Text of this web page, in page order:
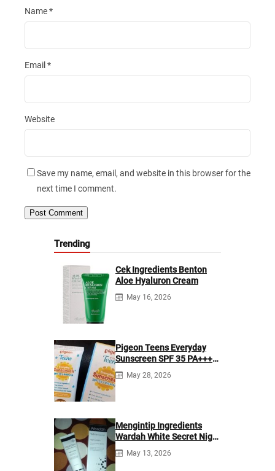
Name*
Email *
Website
Save my name, email, and website in this browser for the
next time I comment.
Trending
Cek Ingredients Benton
Aloe Hyaluron Cream
May 16, 2026
Pigeon Teens Everyday
Sunscreen SPF 35 PA+++
Ingredients
May 28, 2026
Mengintip Ingredients
Wardah White Secret Night
Cream
May 13, 2026